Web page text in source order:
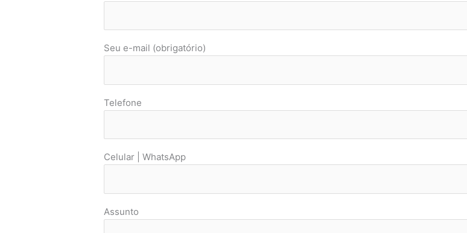
Seu e-mail (obrigatório)
Telefone
Celular | WhatsApp
Assunto